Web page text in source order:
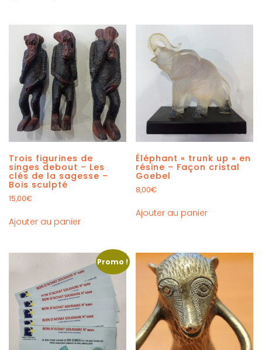
Trois figurines de
singes debout – Les
clés de la sagesse –
Bois sculpté
15,00€
Ajouter au panier
Éléphant « trunk up » en
résine – Façon cristal
Goebel
8,00€
Ajouter au panier
Promo !